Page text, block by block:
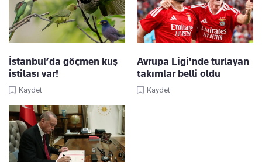
İstanbul’da göçmen kuş
istilası var!
Kaydet
Avrupa Ligi'nde turlayan
takımlar belli oldu
Kaydet